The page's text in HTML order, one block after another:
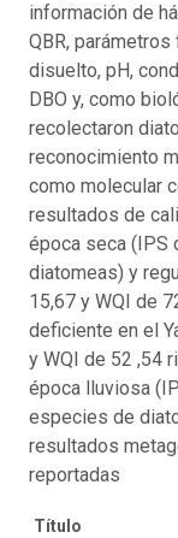
información de
QBR,
disuelto, pH,
DBO y, como
recolectaron
reconocimiento
como molecular
resultados de
época seca (IPS
diatomeas) y
15,67 y WQI de
deficiente en el
y WQI de 52 ,54
época lluviosa
especies de
resultados
reportadas
Título